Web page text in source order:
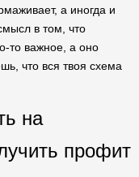
а иногда и
в том, что
то важное, а оно
что вся твоя схема
на
профит